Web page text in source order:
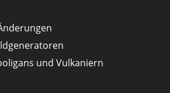
und Vulkaniern